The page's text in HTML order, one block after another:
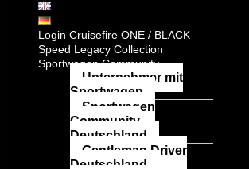
Login Cruisefire ONE / BLACK
Speed Legacy Collection
Sportwagen Community
Unternehmer mit
Sportwagen
Sportwagen
Community
Deutschland
Gentleman Driver
Deutschland